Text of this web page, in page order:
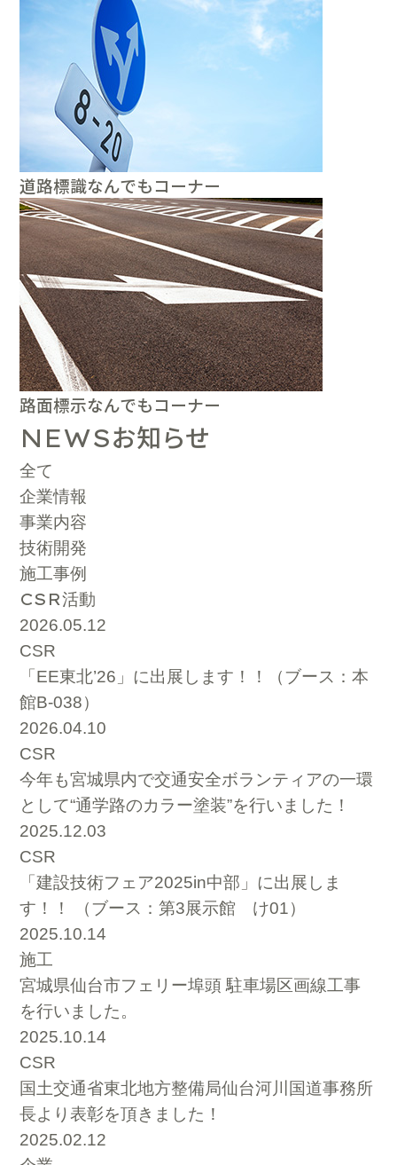
道路標識なんでもコーナー
路面標示なんでもコーナー
NEWSお知らせ
全て
企業情報
事業内容
技術開発
施工事例
CSR活動
2026.05.12
CSR
「EE東北’26」に出展します！！（ブース：本
館B-038）
2026.04.10
CSR
今年も宮城県内で交通安全ボランティアの一環
として“通学路のカラー塗装”を行いました！
2025.12.03
CSR
「建設技術フェア2025in中部」に出展しま
す！！ （ブース：第3展示館 け01）
2025.10.14
施工
宮城県仙台市フェリー埠頭 駐車場区画線工事
を行いました。
2025.10.14
CSR
国土交通省東北地方整備局仙台河川国道事務所
長より表彰を頂きました！
2025.02.12